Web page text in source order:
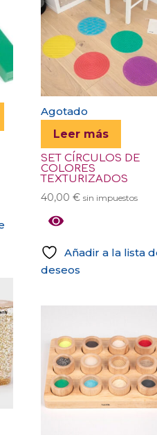
Agotado
Leer más
SET CÍRCULOS DE
COLORES
TEXTURIZADOS
40,00 € sin impuestos
Añadir a la lista
deseos